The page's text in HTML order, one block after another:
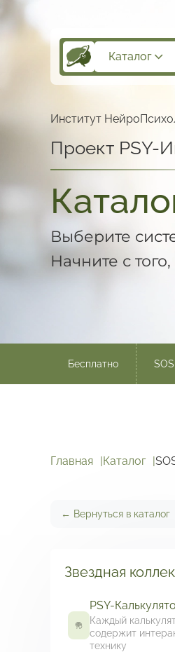
Каталог
Институт
Проект PSY-
Выберите
Начните с
Бесплатно SOS
Главная Каталог
← Вернуться в каталог
Звездная
PSY-
Каждый
содержит
технику